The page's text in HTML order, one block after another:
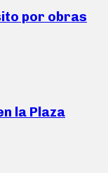
por obras
la Plaza